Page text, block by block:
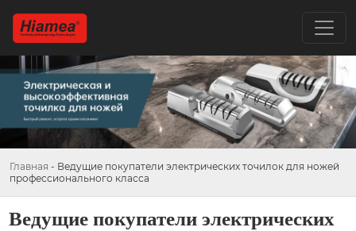
Главная - Ведущие покупатели электрических точилок для ножей
профессионального класса
Ведущие покупатели электрических